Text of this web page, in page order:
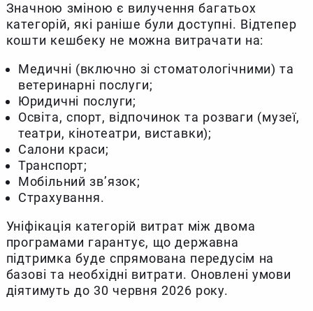
Значною зміною є вилучення багатьох
категорій, які раніше були доступні. Відтепер
кошти кешбеку не можна витрачати на:
Медичні (включно зі стоматологічними) та
ветеринарні послуги;
Юридичні послуги;
Освіта, спорт, відпочинок та розваги (музеї,
театри, кінотеатри, виставки);
Салони краси;
Транспорт;
Мобільний зв’язок;
Страхування.
Уніфікація категорій витрат між двома
програмами гарантує, що державна
підтримка буде спрямована передусім на
базові та необхідні витрати. Оновлені умови
діятимуть до 30 червня 2026 року.